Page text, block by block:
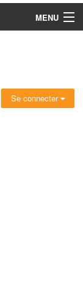
MENU
Se connecter